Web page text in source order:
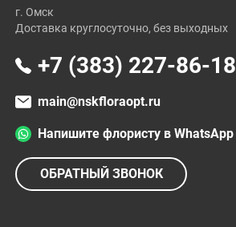
г. Омск
Доставка круглосуточно, без выходных
+7 (383) 227-86-18
main@nskfloraopt.ru
Напишите флористу в WhatsApp
ОБРАТНЫЙ ЗВОНОК